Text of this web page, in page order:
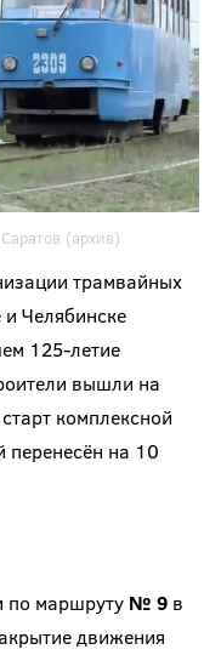
(архив)
трамвайных
и Челябинске
125-летие
вышли на
комплексной
перенесён на 10
по маршруту № 9в
движения